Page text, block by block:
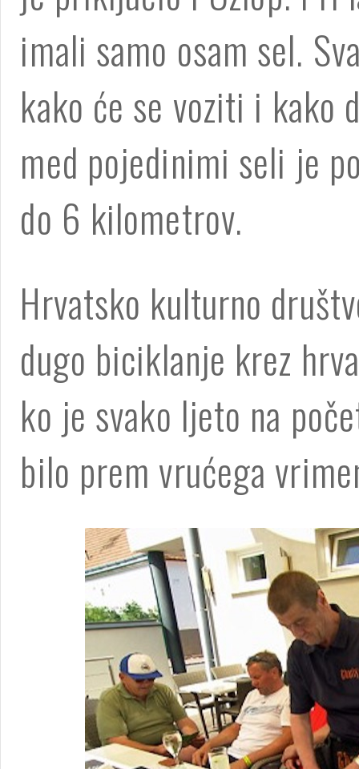
imali samo osam sel.
kako će se voziti i kako
med pojedinimi seli je
do 6 kilometrov.
Hrvatsko kulturno
dugo biciklanje krez
ko je svako ljeto na
bilo prem vrućega